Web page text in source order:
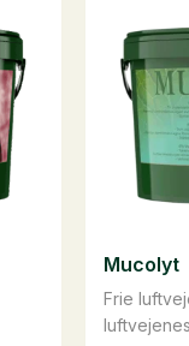
Frie
Mucolyt